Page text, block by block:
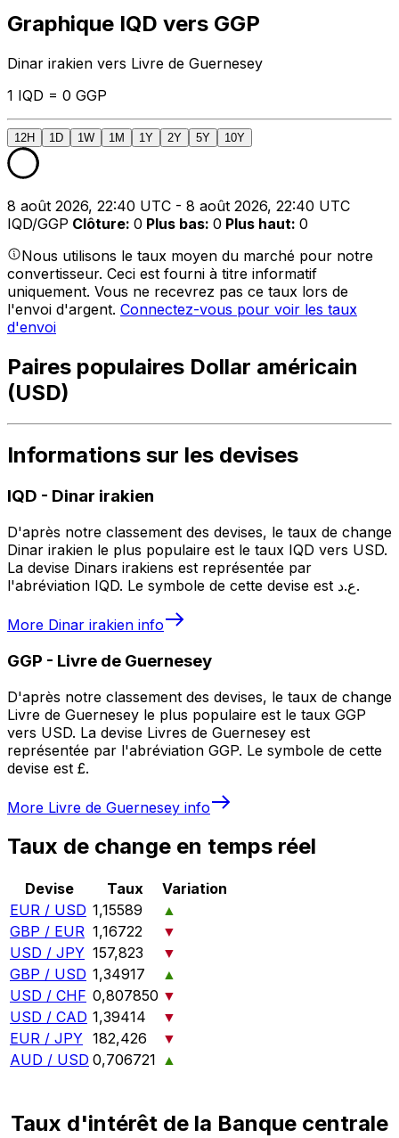
Graphique IQD vers GGP
Dinar irakien vers Livre de Guernesey
1 IQD = 0 GGP
12H 1D 1W 1M 1Y 2Y 5Y 10Y
8 août 2026, 22:40 UTC - 8 août 2026, 22:40 UTC
IQD/GGP Clôture: 0 Plus bas: 0 Plus haut: 0
Nous utilisons le taux moyen du marché pour notre
convertisseur. Ceci est fourni à titre informatif
uniquement. Vous ne recevrez pas ce taux lors de
l'envoi d'argent. Connectez-vous pour voir les taux
d'envoi
Paires populaires Dollar américain
(USD)
Informations sur les devises
IQD - Dinar irakien
D'après notre classement des devises, le taux de change
Dinar irakien le plus populaire est le taux IQD vers USD.
La devise Dinars irakiens est représentée par
l'abréviation IQD. Le symbole de cette devise est ع.د.
More Dinar irakien info
GGP - Livre de Guernesey
D'après notre classement des devises, le taux de change
Livre de Guernesey le plus populaire est le taux GGP
vers USD. La devise Livres de Guernesey est
représentée par l'abréviation GGP. Le symbole de cette
devise est £.
More Livre de Guernesey info
Taux de change en temps réel
Devise Taux
Variation
EUR / USD 1,15589
▲
GBP / EUR 1,16722
▼
USD / JPY 157,823
▼
GBP / USD 1,34917
▲
USD / CHF 0,807850 ▼
USD / CAD 1,39414
▼
EUR / JPY 182,426
▼
AUD / USD 0,706721 ▲
Taux d'intérêt de la Banque centrale